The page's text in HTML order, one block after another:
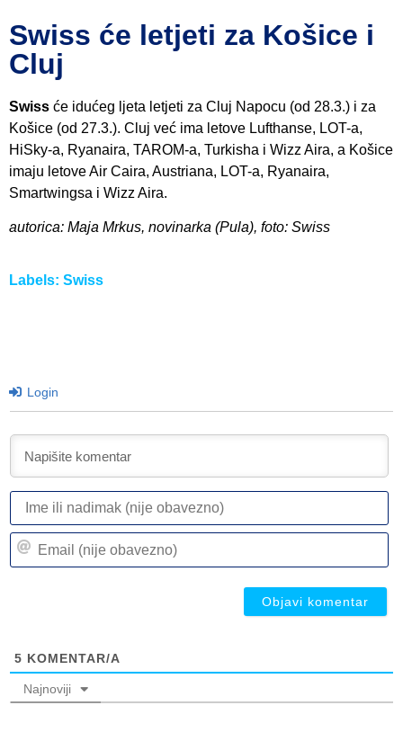
Swiss će letjeti za Košice i
Cluj
Swiss će idućeg ljeta letjeti za Cluj Napocu (od 28.3.) i za
Košice (od 27.3.). Cluj već ima letove Lufthanse, LOT-a,
HiSky-a, Ryanaira, TAROM-a, Turkisha i Wizz Aira, a Košice
imaju letove Air Caira, Austriana, LOT-a, Ryanaira,
Smartwingsa i Wizz Aira.
autorica: Maja Mrkus, novinarka (Pula), foto: Swiss
Labels: Swiss
Login
5 KOMENTAR/A
Najnoviji